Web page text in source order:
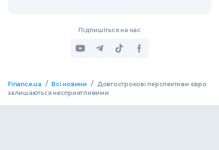
Підпишіться на нас
Finance.ua / Всі новини /
Довгострокові перспективи євро
залишаються несприятливими